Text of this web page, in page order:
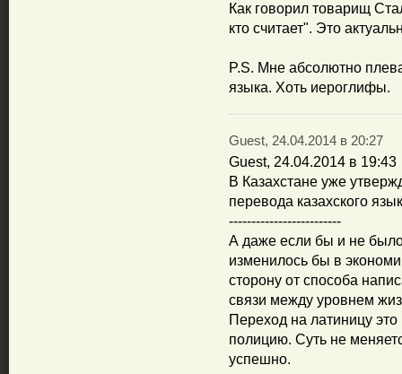
Как говорил товарищ
кто считает". Это
P.S. Мне абсолютно
языка. Хоть иероглифы.
Guest, 24.04.2014 в 20:27
Guest, 24.04.2014 в 19:43
В Казахстане уже
перевода казахского
-------------------------
А даже если бы и не
изменилось бы в
сторону от способа
связи между уровнем
Переход на латиницу
полицию. Суть не
успешно.